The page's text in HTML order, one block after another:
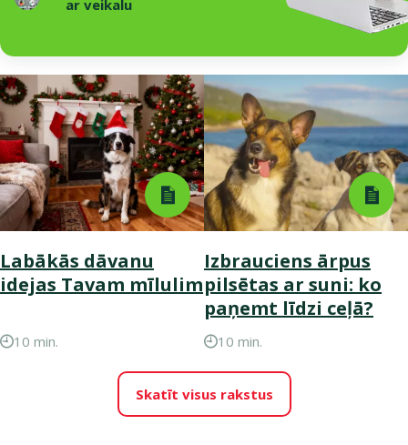
ar veikalu
Labākās dāvanu
idejas Tavam mīlulim
10 min.
Izbrauciens ārpus
pilsētas ar suni: ko
paņemt līdzi ceļā?
10 min.
Skatīt visus rakstus